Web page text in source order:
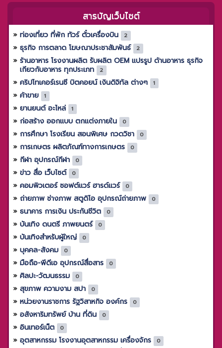
สารบัญเว็บไซต์
ท่องเที่ยว ที่พัก ทัวร์ ตั๋วเครื่องบิน 2
ธุรกิจ การตลาด โฆษณาประชาสัมพันธ์ 2
ร้านอาหาร โรงงานผลิต รับผลิต OEM แปรรูป ด้านอาหาร ธุรกิจ
เกียวกับอาหาร ทุกประเภท
2
คริปโทเคอร์เรนซี บิตคอยน์ เงินดิจิทัล ต่างๆ 1
ค้าขาย 1
ยานยนต์ อะไหล่ 1
ก่อสร้าง ออกแบบ ตกแต่งภายใน 0
การศึกษา โรงเรียน สอนพิเศษ กวดวิชา 0
การเกษตร ผลิตภัณฑ์ทางการเกษตร 0
กีฬา อุปกรณ์กีฬา 0
ข่าว สื่อ เว็บไซต์ 0
คอมพิวเตอร์ ซอฟต์แวร์ ฮารด์แวร์ 0
ถ่ายภาพ ช่างภาพ สตูดิโอ อุปกรณ์ถ่ายภาพ 0
ธนาคาร การเงิน ประกันชีวิต 0
บันเทิง ดนตรี ภาพยนตร์ 0
บันเทิงสำหรับผู้ใหญ่ 0
บุคคล-สังคม 0
มือถือ-พีดีเอ อุปกรณ์สื่อสาร 0
ศิลปะ-วัฒนธรรม 0
สุขภาพ ความงาม สปา 0
หน่วยงานราชการ รัฐวิสาหกิจ องค์กร 0
อสังหาริมทรัพย์ บ้าน ที่ดิน 0
อินเทอร์เน็ต 0
อุตสาหกรรม โรงงานอุตสาหกรรม เครื่องจักร 0